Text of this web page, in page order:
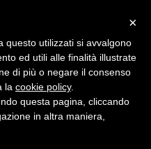
×
questo utilizzati si avvalgono
ed utili alle finalità illustrate
di più o negare il consenso
la cookie policy.
questa pagina, cliccando
in altra maniera,